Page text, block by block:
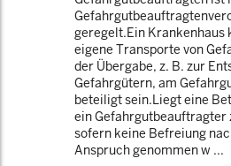
geregelt.Ein Krankenhaus
eigene Transporte von
der Übergabe, z. B. zur
Gefahrgütern, am
beteiligt sein.Liegt eine
ein Gefahrgutbeauftragter
sofern keine Befreiung
Anspruch genommen w ...